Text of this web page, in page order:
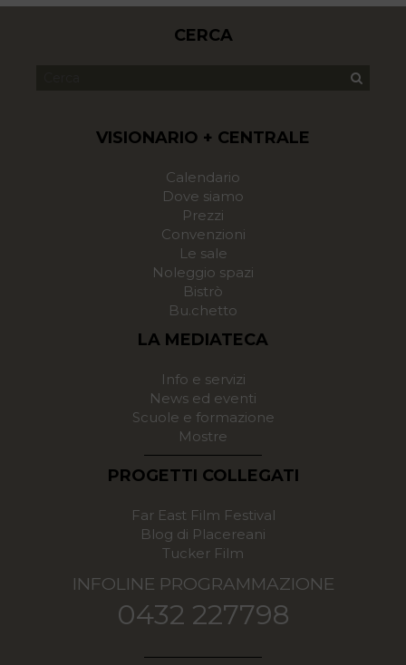
CERCA
VISIONARIO + CENTRALE
Calendario
Dove siamo
Prezzi
Convenzioni
Le sale
Noleggio spazi
Bistrò
Bu.chetto
LA MEDIATECA
Info e servizi
News ed eventi
Scuole e formazione
Mostre
PROGETTI COLLEGATI
Far East Film Festival
Blog di Placereani
Tucker Film
INFOLINE PROGRAMMAZIONE
0432 227798